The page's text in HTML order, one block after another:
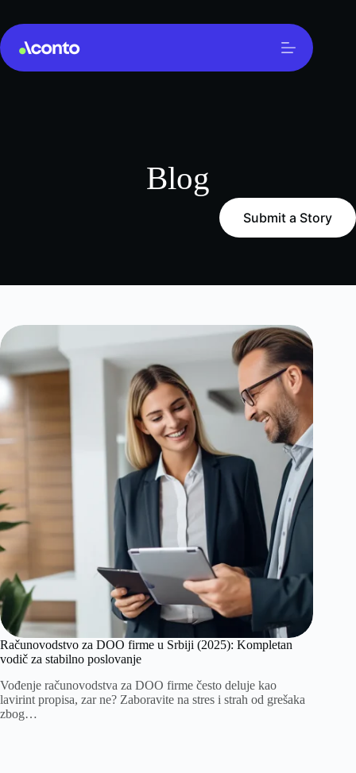
Blog
Submit a Story
Računovodstvo za DOO firme u Srbiji (2025): Kompletan
vodič za stabilno poslovanje
Vođenje računovodstva za DOO firme često deluje kao
lavirint propisa, zar ne? Zaboravite na stres i strah od grešaka
zbog…